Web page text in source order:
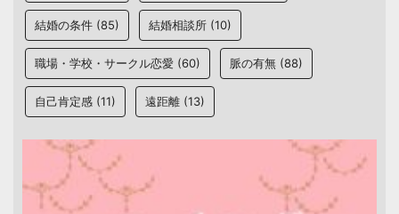
結婚の条件 (85) 結婚相談所 (10)
職場・学校・サークル恋愛 (60) 脈の有無 (88)
自己肯定感 (11) 遠距離 (13)